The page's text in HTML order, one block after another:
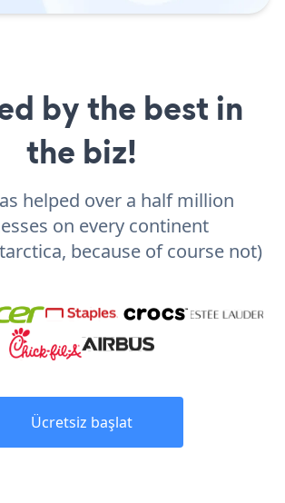
by the best in
the biz!
helped over a half million
on every continent
because of course not)
Ücretsiz başlat